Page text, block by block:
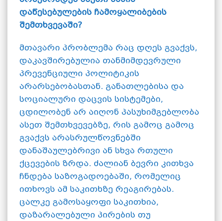
დაწესებულების ჩამოყალიბების
შემთხვევაში?
მთავარი პრობლემა რაც დღეს გვაქვს,
დაკავშირებულია თანმიმდევრული
პრევენციული პოლიტიკის
არარსებობასთან. განათლებისა და
სოციალური დაცვის სისტემები,
ცდილობენ არ აიღონ პასუხიმგებლობა
ასეთ შემთხვევებზე, რის გამოც გამოც
გვაქვს არასრულწოვნებში
დანაშაულებრივი ან სხვა რთული
ქცევების ზრდა. ძალიან ბევრი კითხვა
ჩნდება საზოგადოებაში, რომელიც
ითხოვს ამ საკითხზე რეაგირებას.
ცალკე გამოსაყოფი საკითხია,
დაზარალებული პირების თუ